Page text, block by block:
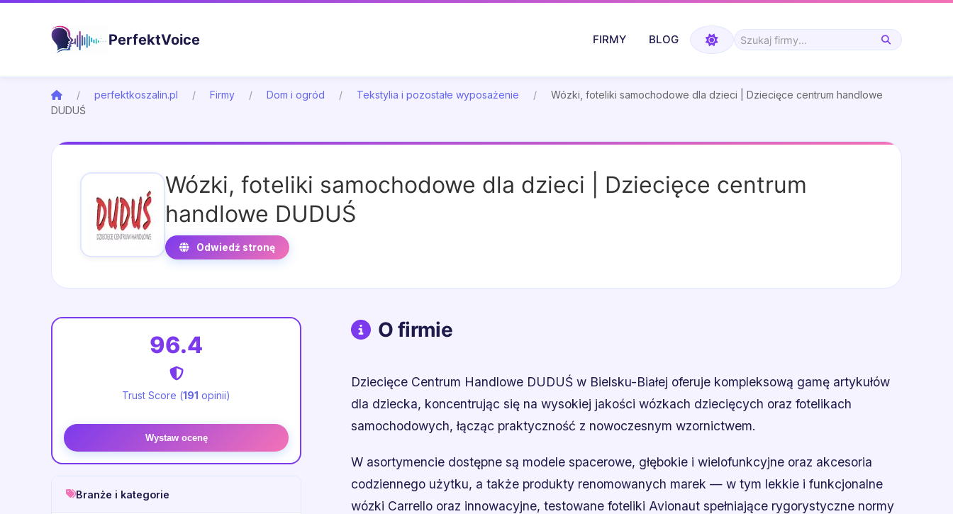
PerfektVoice FIRMY BLOG
perfektkoszalin.pl Firmy Dom i ogród Tekstylia i pozostałe wyposażenie
Wózki, foteliki samochodowe dla dzieci | Dziecięce centrum handlowe
DUDUŚ
Wózki, foteliki samochodowe dla dzieci | Dziecięce centrum
handlowe DUDUŚ
Odwiedź stronę
96.4
Trust Score (191 opinii)
Wystaw ocenę
Branże i kategorie
O firmie
Dziecięce Centrum Handlowe DUDUŚ w Bielsku-Białej oferuje kompleksową gamę artykułów
dla dziecka, koncentrując się na wysokiej jakości wózkach dziecięcych oraz fotelikach
samochodowych, łącząc praktyczność z nowoczesnym wzornictwem.
W asortymencie dostępne są modele spacerowe, głębokie i wielofunkcyjne oraz akcesoria
codziennego użytku, a także produkty renomowanych marek — w tym lekkie i funkcjonalne
wózki Carrello oraz innowacyjne, testowane foteliki Avionaut spełniające rygorystyczne normy